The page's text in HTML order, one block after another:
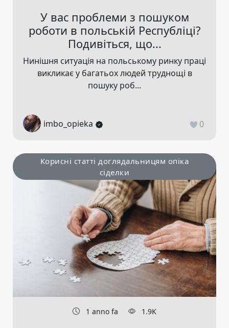
У вас проблеми з пошуком
роботи в польській Республіці?
Подивіться, що...
Нинішня ситуація на польському ринку праці
викликає у багатьох людей труднощі в
пошуку роб...
imbo_opieka 0
Корисні статті доглядальницям опіка
сіделки
1 anno fa 1.9K